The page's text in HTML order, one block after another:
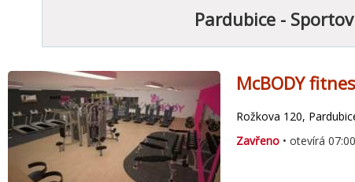
Pardubice -
McBODY
Rožkova 120,
Zavřeno • otevírá 07:00